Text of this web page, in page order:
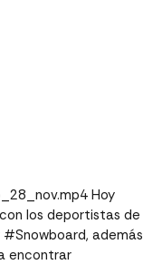
Hoy
los⁣ deportistas de
#Snowboard, además
encontrar